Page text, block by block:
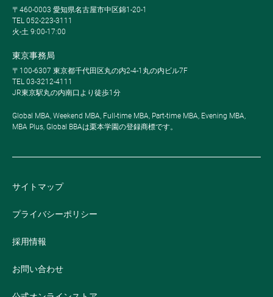
〒460-0003 愛知県名古屋市中区錦1-20-1
TEL 052-223-3111
火-土 9:00-17:00
東京事務局
〒100-6307 東京都千代田区丸の内2-4-1丸の内ビル7F
TEL 03-3212-4111
JR東京駅丸の内南口より徒歩1分
Global MBA, Weekend MBA, Full-time MBA, Part-time MBA, Evening MBA,
MBA Plus, Global BBAは栗本学園の登録商標です。
サイトマップ
プライバシーポリシー
採用情報
お問い合わせ